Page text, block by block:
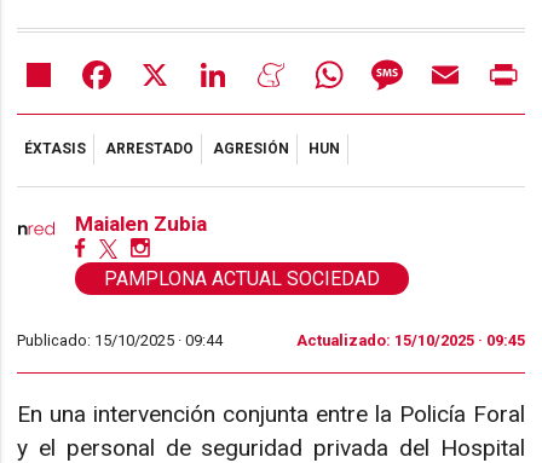
Share Facebook LinkedIn MeneameWhatsAppMessageEmail
ÉXTASIS ARRESTADO AGRESIÓN HUN
Maialen Zubia
PAMPLONA ACTUAL SOCIEDAD
Publicado: 15/10/2025 ·09:44 Actualizado: 15/10/2025 · 09:45
En una intervención conjunta entre la Policía Foral
y el personal de seguridad privada del Hospital